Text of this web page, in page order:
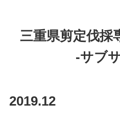
三重県剪定伐採
-サブ
2019.12